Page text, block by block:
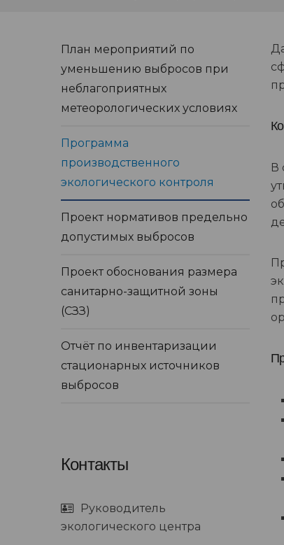
В
План мероприятий по
уменьшению выбросов при
неблагоприятных
метеорологических условиях
Программа
производственного
экологического контроля
Проект нормативов предельно
допустимых выбросов
Проект обоснования размера
санитарно-защитной зоны
(СЗЗ)
Отчёт по инвентаризации
стационарных источников
выбросов
Контакты
Руководитель
экологического центра